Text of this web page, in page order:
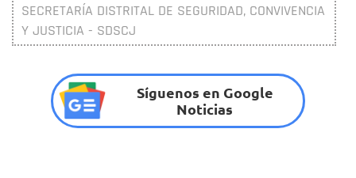
SECRETARÍA DISTRITAL DE SEGURIDAD, CONVIVENCIA
Y JUSTICIA - SDSCJ
Síguenos en Google
Noticias